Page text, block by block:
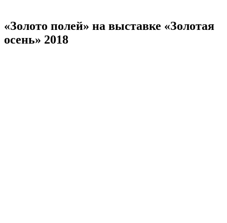
«Золото полей» на выставке «Золотая
осень» 2018